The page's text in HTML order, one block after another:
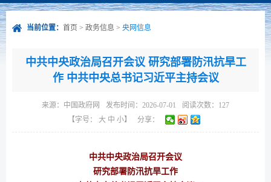
当前位置： 首页 > 政务信息 > 央网信息
中共中央政治局召开会议 研究部署防汛抗旱工
作 中共中央总书记习近平主持会议
来源： 中国政府网 发布时间：2026-07-01 阅读次数： 127
【字号： 大 中 小】 分享：
中共中央政治局召开会议
研究部署防汛抗旱工作